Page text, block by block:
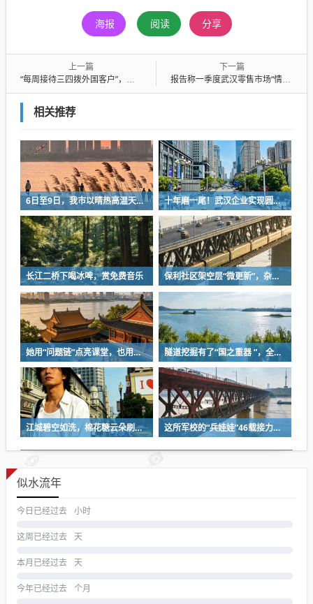
海报 阅读 分享
上一篇
“每周接待三四拨外国客户”，武汉光电子企业海外营收成倍增长
下一篇
报告称一季度武汉零售市场“情绪消费”成新增长点
相关推荐
6日至9日，我市以晴热高温天气为主 十年磨一尾！武汉企业实现圆口铜鱼规模化繁育
长江二桥下喝冰啤，赏免费音乐 保利社区架空层“微更新”，杂物堆放区变身健身活动室
她用“问题链”点亮课堂，也用一份耐心等来孩子成长 隧道挖掘有了“国之重器 ”，全球首台掘爆机在武汉下线
江城碧空如洗，棉花糖云朵刷屏蓝天 这所军校的“兵娃娃”46载接力，守护盲人宿舍
似水流年
今日已经过去 小时
这周已经过去 天
本月已经过去 天
今年已经过去 个月